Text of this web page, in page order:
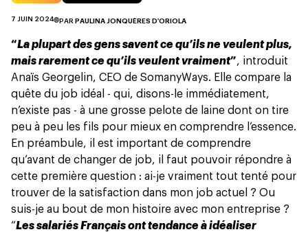
7 JUIN 2024 PAR PAULINA JONQUÈRES D'ORIOLA
“La plupart des gens savent ce qu’ils ne veulent plus,
mais rarement ce qu’ils veulent vraiment”, introduit
Anaïs Georgelin, CEO de SomanyWays. Elle compare la
quête du job idéal - qui, disons-le immédiatement,
n’existe pas - à une grosse pelote de laine dont on tire
peu à peu les fils pour mieux en comprendre l’essence.
En préambule, il est important de comprendre
qu’avant de changer de job, il faut pouvoir répondre à
cette première question : ai-je vraiment tout tenté pour
trouver de la satisfaction dans mon job actuel ? Ou
suis-je au bout de mon histoire avec mon entreprise ?
“Les salariés Français ont tendance à idéaliser